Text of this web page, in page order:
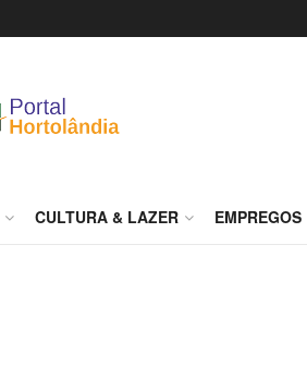
CULTURA & LAZER EMPREGOS